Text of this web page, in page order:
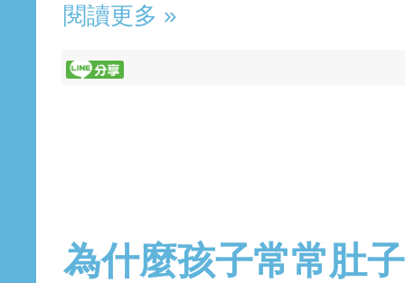
閱讀更多 »
為什麼孩子常常肚